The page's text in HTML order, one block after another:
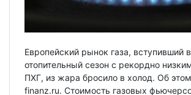
Европейский рынок газа, вступивший в
отопительный сезон с рекордно
ПХГ, из жара бросило в холод. Об
finanz.ru. Стоимость газовых